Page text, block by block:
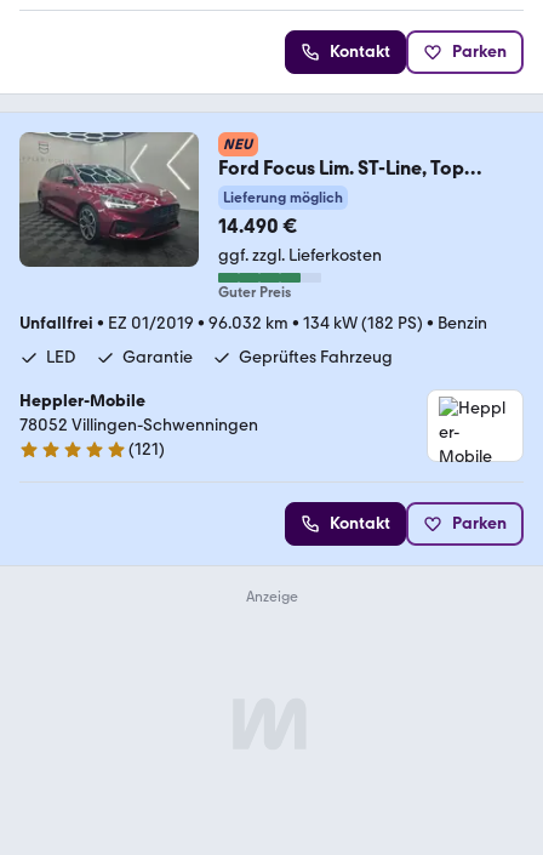
Kontakt Parken
NEU
Ford Focus Lim. ST-Line, Top
Ausstattung, gepflegtes
Lieferung möglich
14.490 €
ggf. zzgl. Lieferkosten
Guter Preis
Unfallfrei • EZ 01/2019 • 96.032 km • 134 kW (182 PS) • Benzin
LED
Garantie Geprüftes Fahrzeug
Heppler-Mobile
78052 Villingen-Schwenningen
4.8 Sterne
(121)
Kontakt Parken